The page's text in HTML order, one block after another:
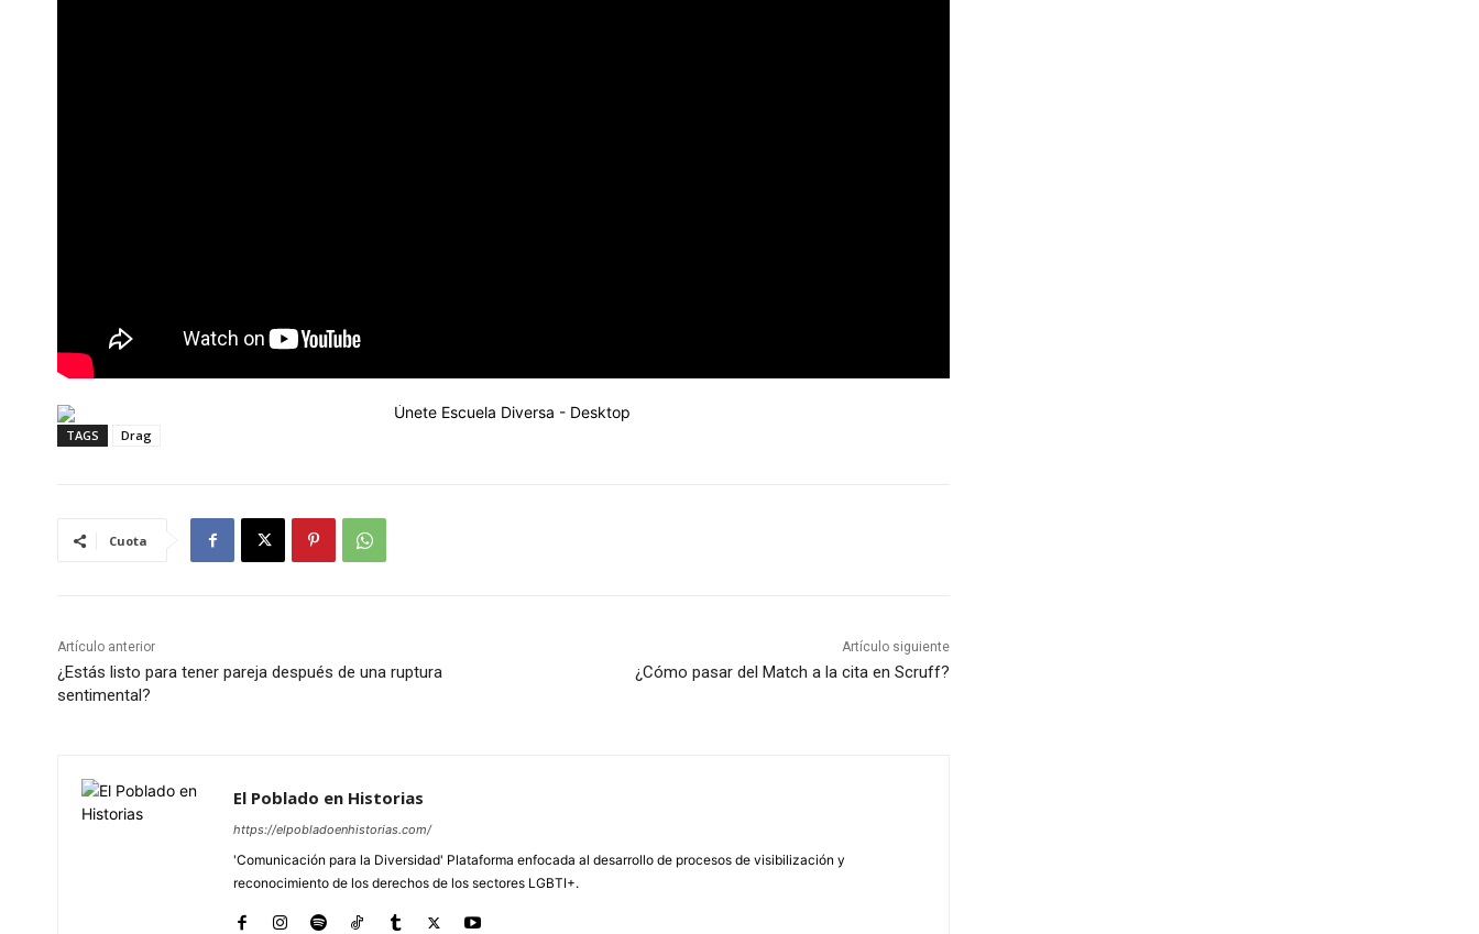
TAGS Drag
Cuota
Artículo anterior
¿Estás listo para tener pareja después de una ruptura
sentimental?
Artículo siguiente
¿Cómo pasar del Match a la cita en Scruff?
El Poblado en Historias
https://elpobladoenhistorias.com/
'Comunicación para la Diversidad' Plataforma enfocada al desarrollo de procesos de visibilización y
reconocimiento de los derechos de los sectores LGBTI+.